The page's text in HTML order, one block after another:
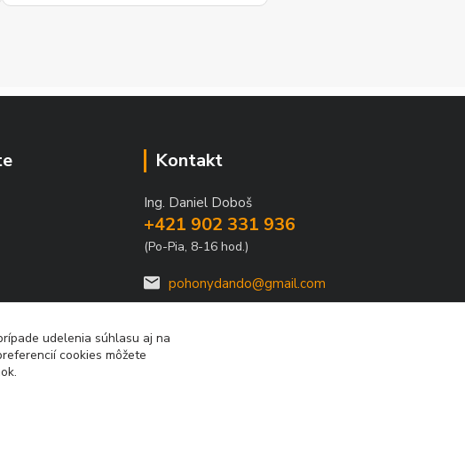
Kontakt
Ing. Daniel Doboš
+421 902 331 936
(Po-Pia, 8-16 hod.)
pohonydando@gmail.com
udelenia súhlasu aj na
cookies môžete